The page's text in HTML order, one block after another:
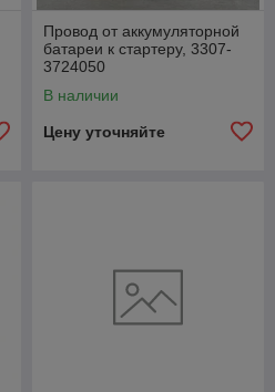
Провод от аккумуляторной
батареи к стартеру, 3307-
3724050
В наличии
Цену уточняйте